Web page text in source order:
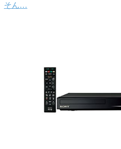
そん…